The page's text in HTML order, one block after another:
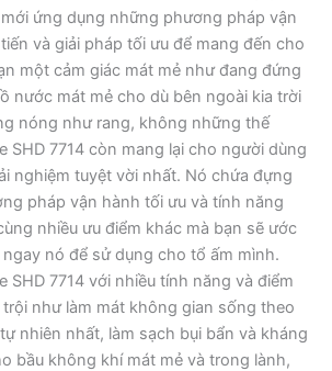
ứng dụng những phương pháp vận
và giải pháp tối ưu để mang đến cho
một cảm giác mát mẻ như đang đứng
nước mát mẻ cho dù bên ngoài kia trời
nóng như rang, không những thế
SHD 7714 còn mang lại cho người dùng
nghiệm tuyệt vời nhất. Nó chứa đựng
pháp vận hành tối ưu và tính năng
nhiều ưu điểm khác mà bạn sẽ ước
nó để sử dụng cho tổ ấm mình.
SHD 7714 với nhiều tính năng và điểm
như làm mát không gian sống theo
nhiên nhất, làm sạch bụi bẩn và kháng
bầu không khí mát mẻ và trong lành,